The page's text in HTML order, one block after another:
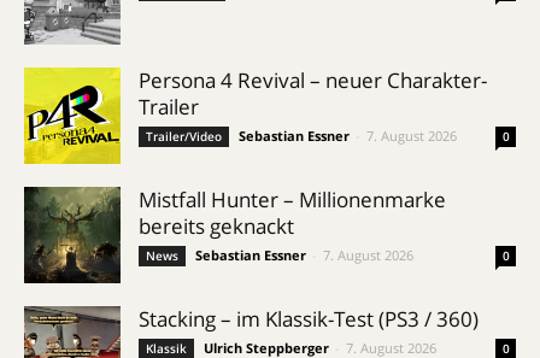
Persona 4 Revival – neuer Charakter-
Trailer
Trailer/Video Sebastian Essner 7. August 2026 0
Mistfall Hunter – Millionenmarke
bereits geknackt
News Sebastian Essner 7. August 2026 0
Stacking – im Klassik-Test (PS3 / 360)
Klassik Ulrich Steppberger 7. August 2026 0